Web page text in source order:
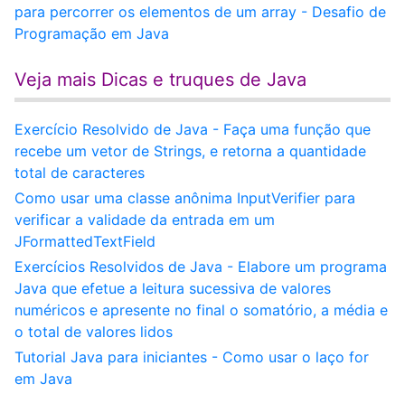
para percorrer os elementos de um array - Desafio de
Programação em Java
Veja mais Dicas e truques de Java
Exercício Resolvido de Java - Faça uma função que
recebe um vetor de Strings, e retorna a quantidade
total de caracteres
Como usar uma classe anônima InputVerifier para
verificar a validade da entrada em um
JFormattedTextField
Exercícios Resolvidos de Java - Elabore um programa
Java que efetue a leitura sucessiva de valores
numéricos e apresente no final o somatório, a média e
o total de valores lidos
Tutorial Java para iniciantes - Como usar o laço for
em Java